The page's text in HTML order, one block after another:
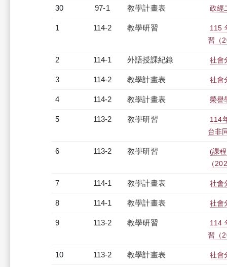
30 97-1 教學計畫表 政經
1 114-2 教學研習
115
習（
2 114-1 外語授課紀錄 社會
3 114-2 教學計畫表 社會
4 114-2 教學計畫表 榮譽
5 113-2 教學研習
114
台非
6 113-2 教學研習
(課
（
7 114-1 教學計畫表 社會
8 114-1 教學計畫表 社會
9 113-2 教學研習
114
習（
10 113-2 教學計畫表 社會